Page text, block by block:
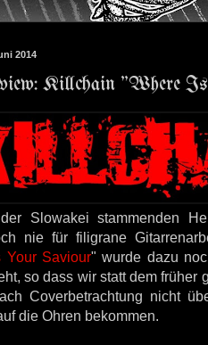
2014
Killchain "Where
Slowakei stammenden
nie für filigrane
Your Saviour" wurde dazu
so dass wir statt dem früher
Coverbetrachtung nicht
die Ohren bekommen.